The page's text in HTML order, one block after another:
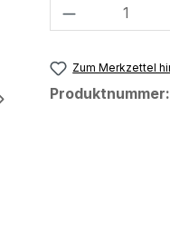
Produkt
Zum Merkzettel
Produktnummer: